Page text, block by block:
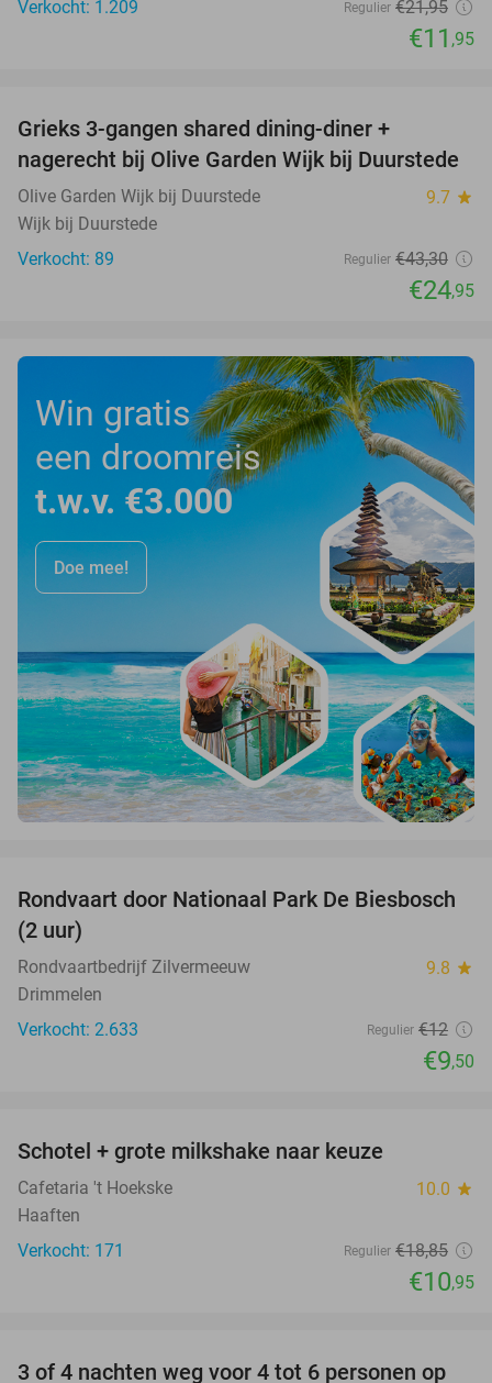
Verkocht: 1.209 Regulier €21,95
€11 ,95
Grieks 3-gangen shared dining-diner +
nagerecht bij Olive Garden Wijk bij Duurstede
Olive Garden Wijk bij Duurstede 9.7 star
Wijk bij Duurstede
Verkocht: 89
Regulier €43,30
€24,95
Win gratis
een droomreis
t.w.v. €3.000
Doe mee!
21%
Rondvaart door Nationaal Park De Biesbosch
(2 uur)
Rondvaartbedrijf Zilvermeeuw 9.8 star
Drimmelen
Verkocht: 2.633
Regulier €12
€9,50
Schotel + grote milkshake naar keuze
Cafetaria 't Hoekske 10.0 star
Haaften
Verkocht: 171
Regulier €18,85
€10,95
3 of 4 nachten weg voor 4 tot 6 personen op